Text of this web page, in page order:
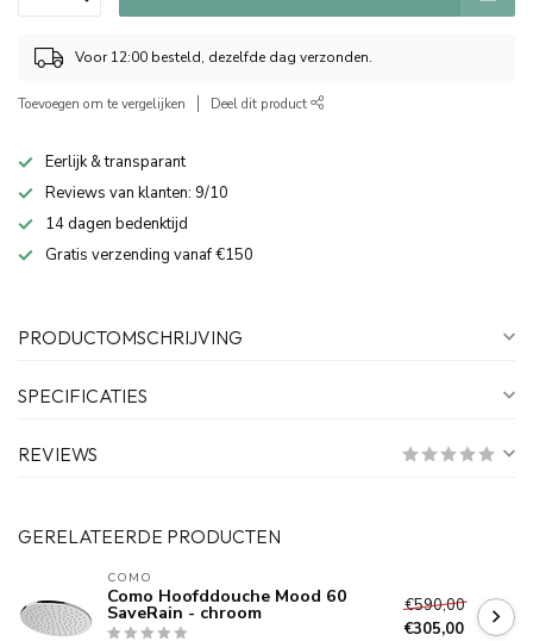
Voor 12:00 besteld, dezelfde dag verzonden.
Toevoegen om te vergelijken Deel dit product
Eerlijk & transparant
Reviews van klanten: 9/10
14 dagen bedenktijd
Gratis verzending vanaf €150
PRODUCTOMSCHRIJVING
SPECIFICATIES
REVIEWS
GERELATEERDE PRODUCTEN
COMO
Como Hoofddouche Mood 60
SaveRain - chroom
€590,00
€305,00